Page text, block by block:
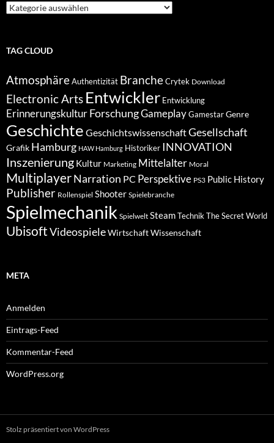
Suche
nach
TAG CLOUD
Atmosphäre Authentizität Branche Crytek Download
Electronic Arts Entwickler Entwicklung
Erinnerungskultur ForschungGameplay Gamestar Genre
Geschichte GeschichtswissenschaftGesellschaft
Grafik Hamburg HAW Hamburg Historiker INNOVATION
Inszenierung Kultur Marketing Mittelalter Moral
MultiplayerNarration PC Perspektive PS3 Public History
Publisher Rollenspiel Shooter Spielebranche
Spielmechanik Spielwelt Steam Technik The Secret World
UbisoftVideospieleWirtschaftWissenschaft
META
Anmelden
Eintrags-Feed
Kommentar-Feed
WordPress.org
Stolz präsentiert von WordPress